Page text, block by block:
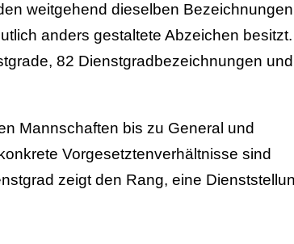
weitgehend dieselben
anders gestaltete Abzeichen besitzt.
82 Dienstgradbezeichnungen und
Mannschaften bis zu General und
Vorgesetztenverhältnisse sind
zeigt den Rang, eine